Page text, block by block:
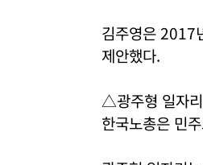
김주영은 2017
제안했다.
△광주형 일자리
한국노총은 민